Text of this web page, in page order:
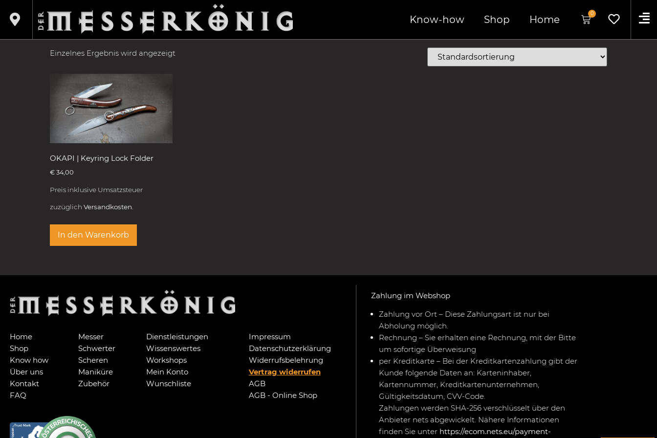
Know-how Shop Home
0
Produkte verschlagwortet mit „Deutsche Kolonie“
DEUTSCHE KOLONIE
Einzelnes Ergebnis wird angezeigt
OKAPI | Keyring Lock Folder
€ 34,00
Preis inklusive Umsatzsteuer
zuzüglich Versandkosten.
In den Warenkorb
Home
Shop
Know how
Über uns
Kontakt
FAQ
Messer
Schwerter
Scheren
Maniküre
Zubehör
Dienstleistungen
Wissenswertes
Workshops
Mein Konto
Wunschliste
Impressum
Datenschutzerklärung
Widerrufsbelehrung
Vertrag widerrufen
AGB
AGB - Online Shop
Zahlung im Webshop
Zahlung vor Ort – Diese Zahlungsart ist nur bei
Abholung möglich.
Rechnung – Sie erhalten eine Rechnung, mit der Bitte
um sofortige Überweisung
per Kreditkarte – Bei der Kreditkartenzahlung gibt der
Kunde folgende Daten an: Karteninhaber,
Kartennummer, Kreditkartenunternehmen,
Gültigkeitsdatum, CVV-Code.
Zahlungen werden SHA-256 verschlüsselt über den
Anbieter nets abgewickelt. Nähere Informationen
finden Sie unter https://ecom.nets.eu/payment-